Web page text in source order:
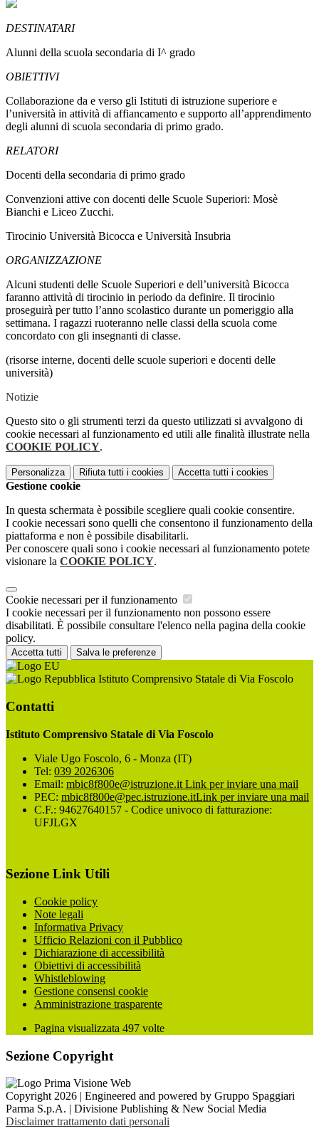
DESTINATARI
Alunni della scuola secondaria di I^ grado
OBIETTIVI
Collaborazione da e verso gli Istituti di istruzione superiore e
l’università in attività di affiancamento e supporto all’apprendimento
degli alunni di scuola secondaria di primo grado.
RELATORI
Docenti della secondaria di primo grado
Convenzioni attive con docenti delle Scuole Superiori: Mosè
Bianchi e Liceo Zucchi.
Tirocinio Università Bicocca e Università Insubria
ORGANIZZAZIONE
Alcuni studenti delle Scuole Superiori e dell’università Bicocca
faranno attività di tirocinio in periodo da definire. Il tirocinio
proseguirà per tutto l’anno scolastico durante un pomeriggio alla
settimana. I ragazzi ruoteranno nelle classi della scuola come
concordato con gli insegnanti di classe.
(risorse interne, docenti delle scuole superiori e docenti delle
università)
Notizie
Questo sito o gli strumenti terzi da questo utilizzati si avvalgono di
cookie necessari al funzionamento ed utili alle finalità illustrate nella
COOKIE POLICY.
Personalizza Rifiuta tutti i cookies Accetta tutti i cookies
Gestione cookie
In questa schermata è possibile scegliere quali cookie consentire.
I cookie necessari sono quelli che consentono il funzionamento della
piattaforma e non è possibile disabilitarli.
Per conoscere quali sono i cookie necessari al funzionamento potete
visionare la COOKIE POLICY.
Cookie necessari per il funzionamento
I cookie necessari per il funzionamento non possono essere
disabilitati. È possibile consultare l'elenco nella pagina della cookie
policy.
Accetta tutti Salva le preferenze
Istituto Comprensivo Statale di Via Foscolo
Contatti
Istituto Comprensivo Statale di Via Foscolo
Viale Ugo Foscolo, 6 - Monza (IT)
Tel: 039 2026306
Email: mbic8f800e@istruzione.it Link per inviare una mail
PEC: mbic8f800e@pec.istruzione.itLink per inviare una mail
C.F.: 94627640157 - Codice univoco di fatturazione:
UFJLGX
Sezione Link Utili
Cookie policy
Note legali
Informativa Privacy
Ufficio Relazioni con il Pubblico
Dichiarazione di accessibilità
Obiettivi di accessibilità
Whistleblowing
Gestione consensi cookie
Amministrazione trasparente
Pagina visualizzata 497 volte
Sezione Copyright
Copyright 2026 | Engineered and powered by Gruppo Spaggiari
Parma S.p.A. | Divisione Publishing & New Social Media
Disclaimer trattamento dati personali